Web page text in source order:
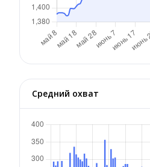
Средний охват